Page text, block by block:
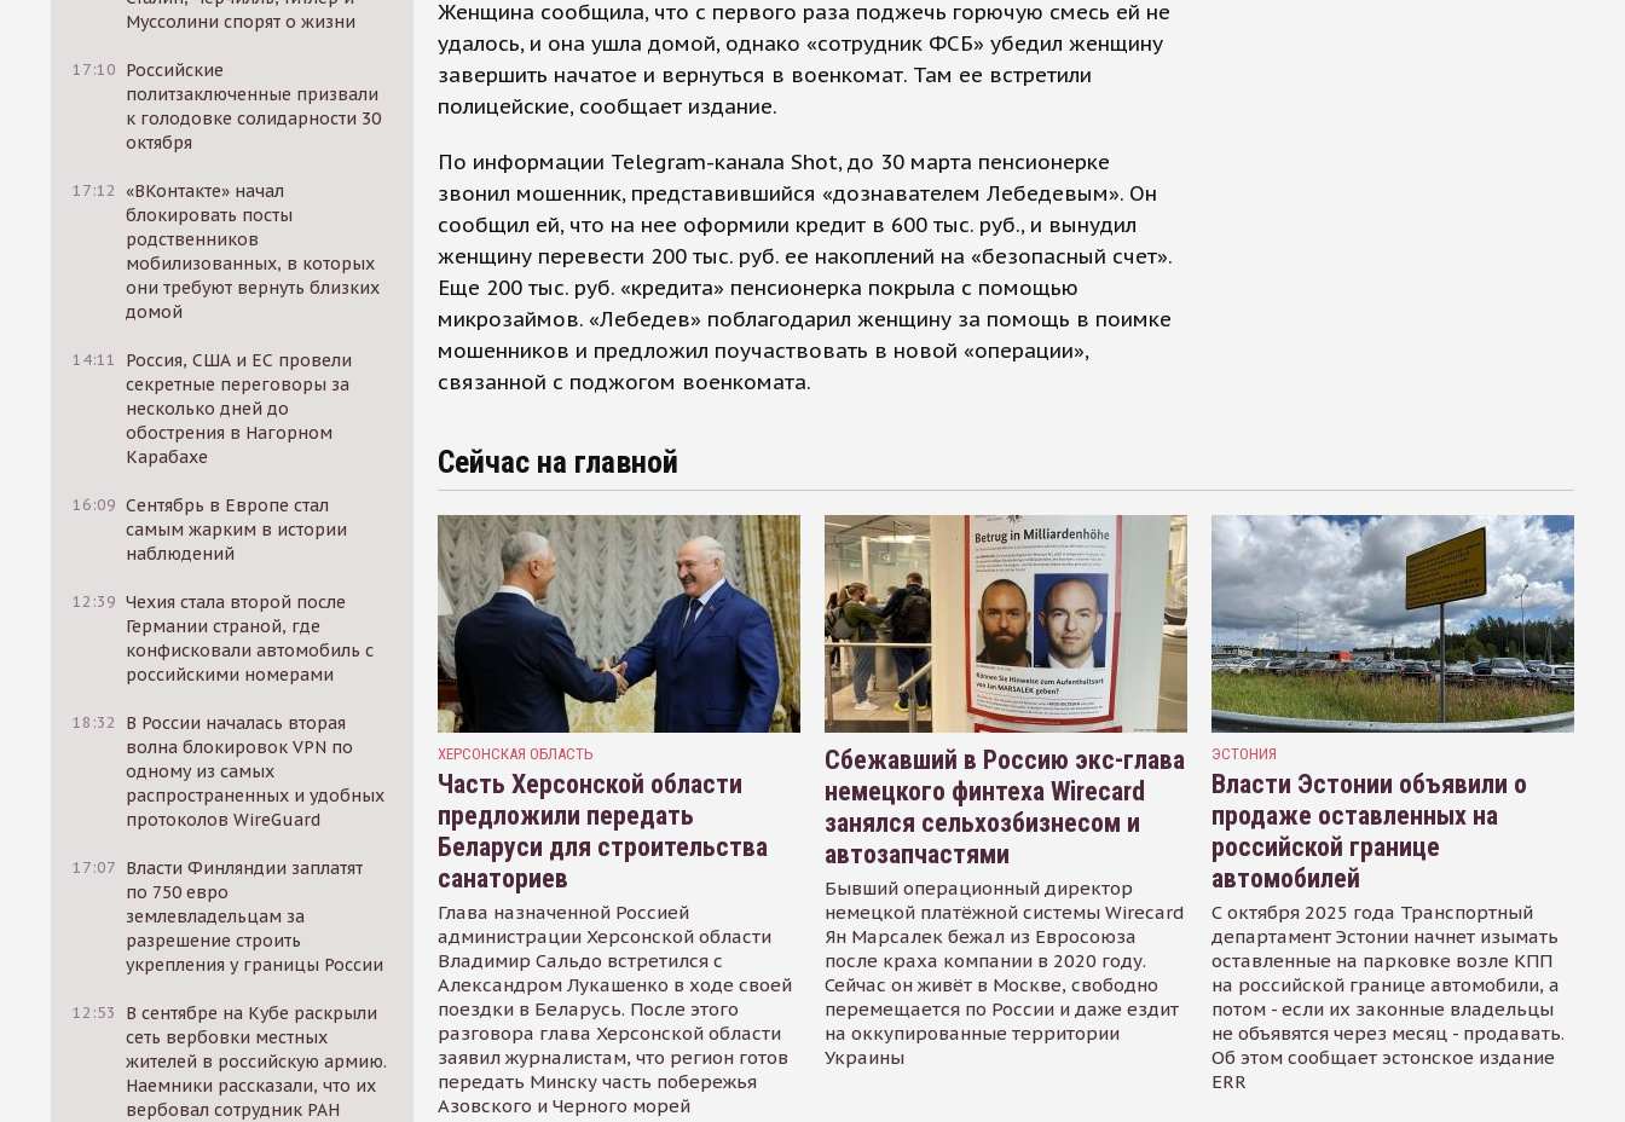
Муссолини спорят о жизни
17:10 Российские
политзаключенные призвали
к голодовке солидарности 30
октября
17:12 «ВКонтакте» начал
блокировать посты
родственников
мобилизованных, в которых
они требуют вернуть близких
домой
14:11
Россия, США и ЕС провели
секретные переговоры за
несколько дней до
обострения в Нагорном
Карабахе
16:09 Сентябрь в Европе стал
самым жарким в истории
наблюдений
12:39 Чехия стала второй после
Германии страной, где
конфисковали автомобиль с
российскими номерами
18:32
В России началась вторая
волна блокировок VPN по
одному из самых
распространенных и удобных
протоколов WireGuard
17:07 Власти Финляндии заплатят
по 750 евро
землевладельцам за
разрешение строить
укрепления у границы России
12:53
В сентябре на Кубе раскрыли
сеть вербовки местных
жителей в российскую армию.
Наемники рассказали, что их
вербовал сотрудник РАН
Женщина сообщила, что с первого раза поджечь горючую смесь ей не
удалось, и она ушла домой, однако «сотрудник ФСБ» убедил женщину
завершить начатое и вернуться в военкомат. Там ее встретили
полицейские, сообщает издание.
По информации Telegram-канала Shot, до 30 марта пенсионерке
звонил мошенник, представившийся «дознавателем Лебедевым». Он
сообщил ей, что на нее оформили кредит в 600 тыс. руб., и вынудил
женщину перевести 200 тыс. руб. ее накоплений на «безопасный счет».
Еще 200 тыс. руб. «кредита» пенсионерка покрыла с помощью
микрозаймов. «Лебедев» поблагодарил женщину за помощь в поимке
мошенников и предложил поучаствовать в новой «операции»,
связанной с поджогом военкомата.
Сейчас на главной
ХЕРСОНСКАЯ ОБЛАСТЬ
Часть Херсонской области
предложили передать
Беларуси для строительства
санаториев
Глава назначенной Россией
администрации Херсонской области
Владимир Сальдо встретился с
Александром Лукашенко в ходе своей
поездки в Беларусь. После этого
разговора глава Херсонской области
заявил журналистам, что регион готов
передать Минску часть побережья
Азовского и Черного морей
Сбежавший в Россию экс-глава
немецкого финтеха Wirecard
занялся сельхозбизнесом и
автозапчастями
Бывший операционный директор
немецкой платёжной системы Wirecard
Ян Марсалек бежал из Евросоюза
после краха компании в 2020 году.
Сейчас он живёт в Москве, свободно
перемещается по России и даже ездит
на оккупированные территории
Украины
ЭСТОНИЯ
Власти Эстонии объявили о
продаже оставленных на
российской границе
автомобилей
С октября 2025 года Транспортный
департамент Эстонии начнет изымать
оставленные на парковке возле КПП
на российской границе автомобили, а
потом - если их законные владельцы
не объявятся через месяц - продавать.
Об этом сообщает эстонское издание
ERR